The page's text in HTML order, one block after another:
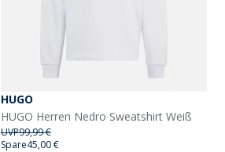
HUGO
HUGO Herren Nedro Sweatshirt Weiß
UVP99,99 €
Spare45,00 €